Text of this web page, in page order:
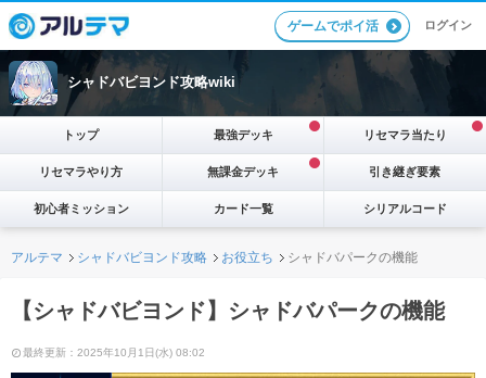
ゲームでポイ活 ログイン
シャドバビヨンド攻略wiki
トップ 最強デッキ リセマラ当たり
リセマラやり方 無課金デッキ 引き継ぎ要素
初心者ミッション カード一覧 シリアルコード
アルテマ シャドバビヨンド攻略 お役立ち シャドバパークの機能
【シャドバビヨンド】シャドバパークの機能
最終更新：2025年10月1日(水) 08:02